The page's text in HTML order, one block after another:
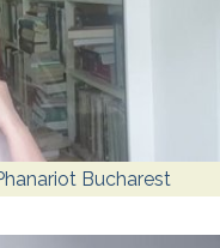
Bucharest